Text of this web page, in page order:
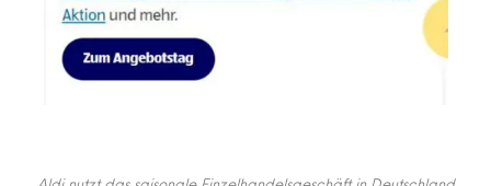
Aldi nutzt das saisonale Einzelhandelsgeschäft in Deutschland